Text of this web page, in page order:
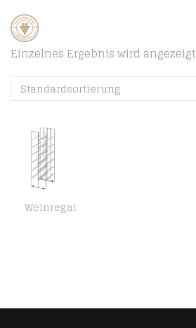
Einzelnes Ergebnis wird angezeigt
Standardsortierung
Weinregal